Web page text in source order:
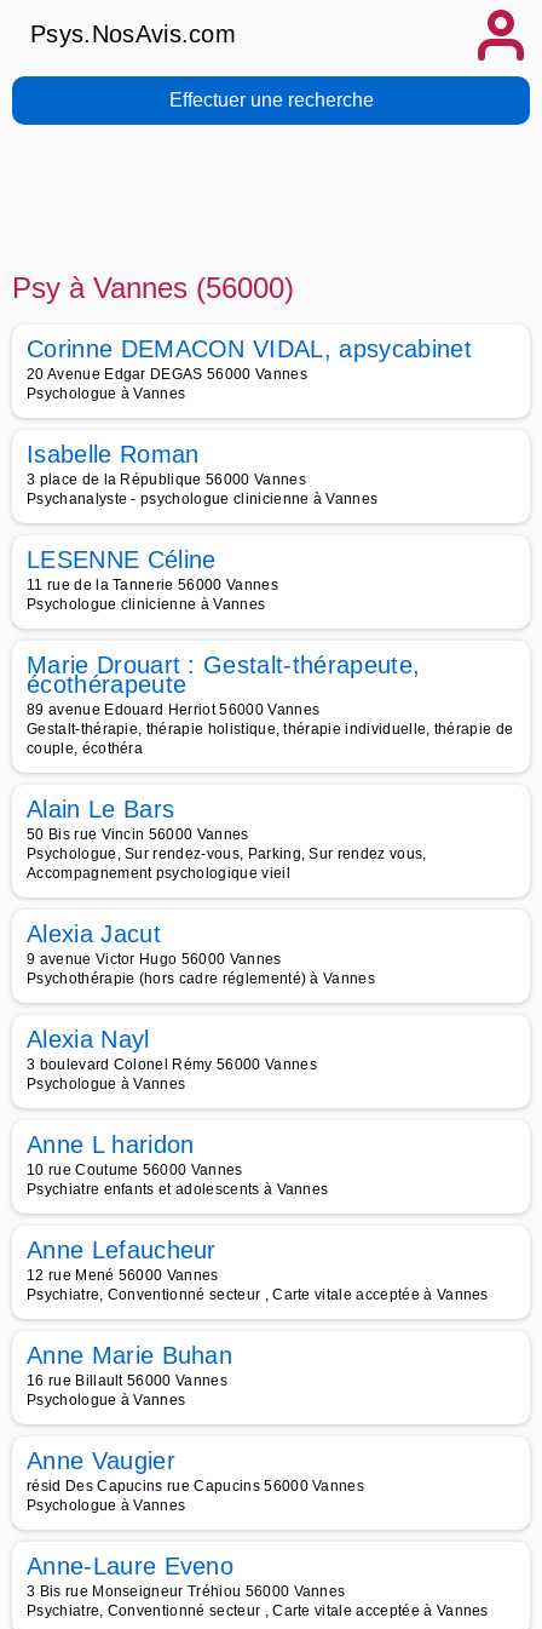
Psys.NosAvis.com
Effectuer une recherche
Psy à Vannes (56000)
Corinne DEMACON VIDAL, apsycabinet
20 Avenue Edgar DEGAS 56000 Vannes
Psychologue à Vannes
Isabelle Roman
3 place de la République 56000 Vannes
Psychanalyste - psychologue clinicienne à Vannes
LESENNE Céline
11 rue de la Tannerie 56000 Vannes
Psychologue clinicienne à Vannes
Marie Drouart : Gestalt-thérapeute,
écothérapeute
89 avenue Edouard Herriot 56000 Vannes
Gestalt-thérapie, thérapie holistique, thérapie individuelle, thérapie de
couple, écothéra
Alain Le Bars
50 Bis rue Vincin 56000 Vannes
Psychologue, Sur rendez-vous, Parking, Sur rendez vous,
Accompagnement psychologique vieil
Alexia Jacut
9 avenue Victor Hugo 56000 Vannes
Psychothérapie (hors cadre réglementé) à Vannes
Alexia Nayl
3 boulevard Colonel Rémy 56000 Vannes
Psychologue à Vannes
Anne L haridon
10 rue Coutume 56000 Vannes
Psychiatre enfants et adolescents à Vannes
Anne Lefaucheur
12 rue Mené 56000 Vannes
Psychiatre, Conventionné secteur , Carte vitale acceptée à Vannes
Anne Marie Buhan
16 rue Billault 56000 Vannes
Psychologue à Vannes
Anne Vaugier
résid Des Capucins rue Capucins 56000 Vannes
Psychologue à Vannes
Anne-Laure Eveno
3 Bis rue Monseigneur Tréhiou 56000 Vannes
Psychiatre, Conventionné secteur , Carte vitale acceptée à Vannes